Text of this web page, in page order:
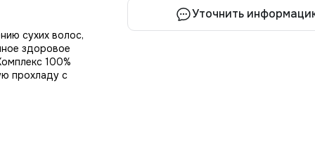
сухих волос,
здоровое
100%
прохладу с
Уточнить